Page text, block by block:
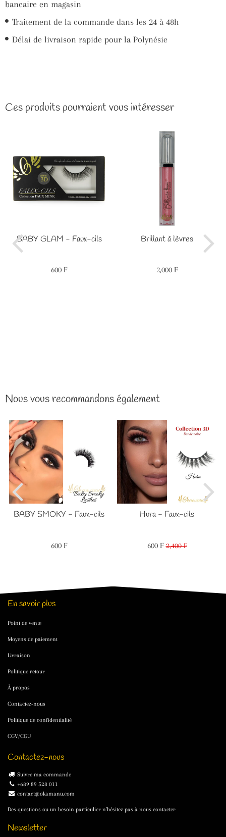
bancaire en magasin
Traitement de la commande dans les 24 à 48h
Délai de livraison rapide pour la Polynésie
Ces produits pourraient vous intéresser
BABY GLAM - Faux-cils
Prix
600 F600
Brillant à lèvres
Prix
2,000 F2,000
Nous vous recommandons également
BABY SMOKY - Faux-cils
Prix
600 F600
Hura - Faux-cils
Prix
600 F 600
Prix
2,400 F2,400
En savoir plus
Point de vente
Moyens de paiement
Livraison
Politique retour
À propos
Contactez-nous
Politique de confidentialité
CGV/CGU
Contactez-nous
Suivre ma commande
+689 89 528 011
contact@okamanu.com
Des questions ou un besoin particulier n'hésitez pas à nous contacter
Newsletter